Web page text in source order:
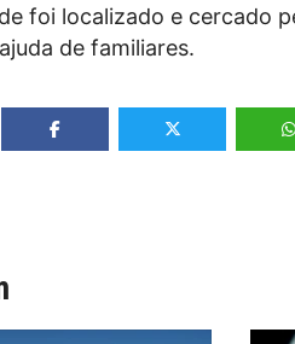
foi localizado e cercado
de familiares.